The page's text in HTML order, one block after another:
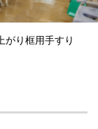
がり框用手すり